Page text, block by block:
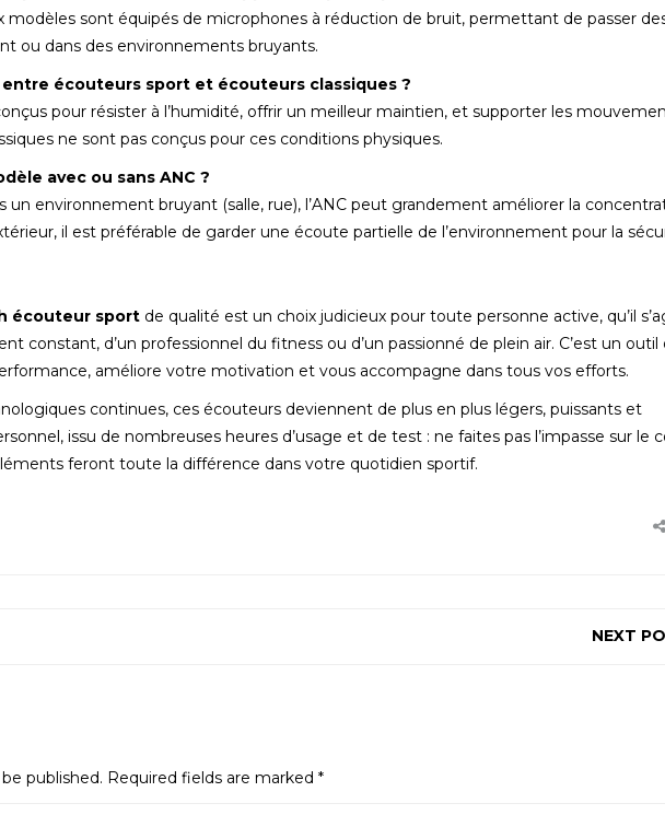
sont équipés de microphones à réduction de bruit, permettant de passer
ou dans des environnements bruyants.
écouteurs sport et écouteurs classiques ?
pour résister à l’humidité, offrir un meilleur maintien, et supporter les
ne sont pas conçus pour ces conditions physiques.
avec ou sans ANC ?
un environnement bruyant (salle, rue), l’ANC peut grandement améliorer la
il est préférable de garder une écoute partielle de l’environnement pour la
écouteur sport de qualité est un choix judicieux pour toute personne active, qu’il
constant, d’un professionnel du fitness ou d’un passionné de plein air. C’est un outil
améliore votre motivation et vous accompagne dans tous vos efforts.
continues, ces écouteurs deviennent de plus en plus légers, puissants et
issu de nombreuses heures d’usage et de test : ne faites pas l’impasse sur le
feront toute la différence dans votre quotidien sportif.
NEXT
published. Required fields are marked *